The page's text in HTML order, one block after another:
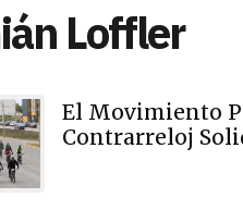
Loffler
El Movimiento
Contrarreloj